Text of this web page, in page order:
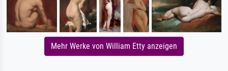
Mehr Werke von William Etty anzeigen